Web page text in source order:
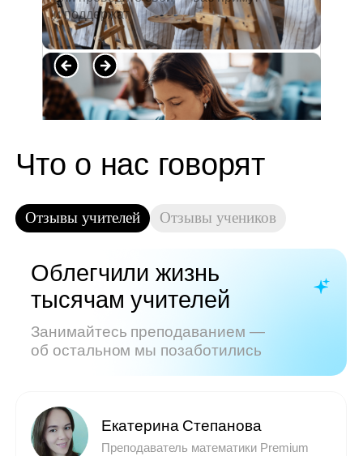
и поддержат
Показать все отзывы
Часто задаваемые
вопросы